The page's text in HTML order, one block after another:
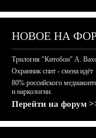
НОВОЕ НА
Трилогия "Китобои" А.
Охранник спит - смена идёт
80% российского
и наркологии.
Перейти на форум